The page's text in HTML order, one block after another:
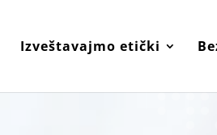
Izveštavajmo etički